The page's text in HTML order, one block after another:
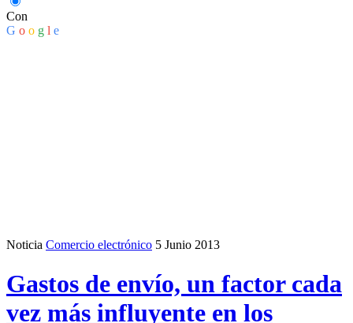
Con
G o o g l e
Noticia Comercio electrónico 5 Junio 2013
Gastos de envío, un factor cada
vez más influyente en los